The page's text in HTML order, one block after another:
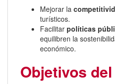
Mejorar la
turísticos.
Facilitar políticas
equilibren la
económico.
Objetivos